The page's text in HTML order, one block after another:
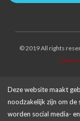
© 2019 All rights
laten
Deze website maakt
noodzakelijk zijn om de
worden social media-